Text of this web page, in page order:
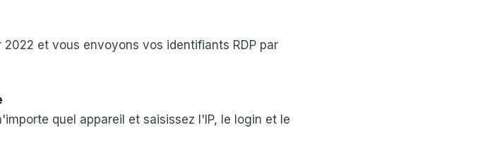
et vous envoyons vos identifiants RDP par
quel appareil et saisissez l'IP, le login et le